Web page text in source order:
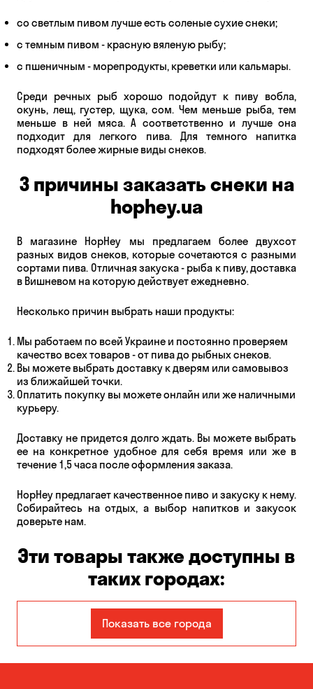
со светлым пивом лучше есть соленые сухие снеки;
с темным пивом - красную вяленую рыбу;
с пшеничным - морепродукты, креветки или кальмары.
Среди речных рыб хорошо подойдут к пиву вобла,
окунь, лещ, густер, щука, сом. Чем меньше рыба, тем
меньше в ней мяса. А соответственно и лучше она
подходит для легкого пива. Для темного напитка
подходят более жирные виды снеков.
3 причины заказать снеки на
hophey.ua
В магазине HopHey мы предлагаем более двухсот
разных видов снеков, которые сочетаются с разными
сортами пива. Отличная закуска - рыба к пиву, доставка
в Вишневом на которую действует ежедневно.
Несколько причин выбрать наши продукты:
Мы работаем по всей Украине и постоянно проверяем
качество всех товаров - от пива до рыбных снеков.
Вы можете выбрать доставку к дверям или самовывоз
из ближайшей точки.
Оплатить покупку вы можете онлайн или же наличными
курьеру.
Доставку не придется долго ждать. Вы можете выбрать
ее на конкретное удобное для себя время или же в
течение 1,5 часа после оформления заказа.
HopHey предлагает качественное пиво и закуску к нему.
Собирайтесь на отдых, а выбор напитков и закусок
доверьте нам.
Эти товары также доступны в
таких городах:
Авангард
Бабурка Балабино
Показать все города